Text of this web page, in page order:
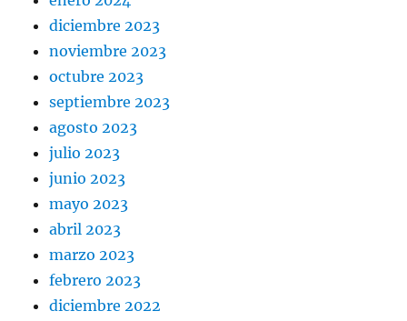
diciembre 2023
noviembre 2023
octubre 2023
septiembre 2023
agosto 2023
julio 2023
junio 2023
mayo 2023
abril 2023
marzo 2023
febrero 2023
diciembre 2022